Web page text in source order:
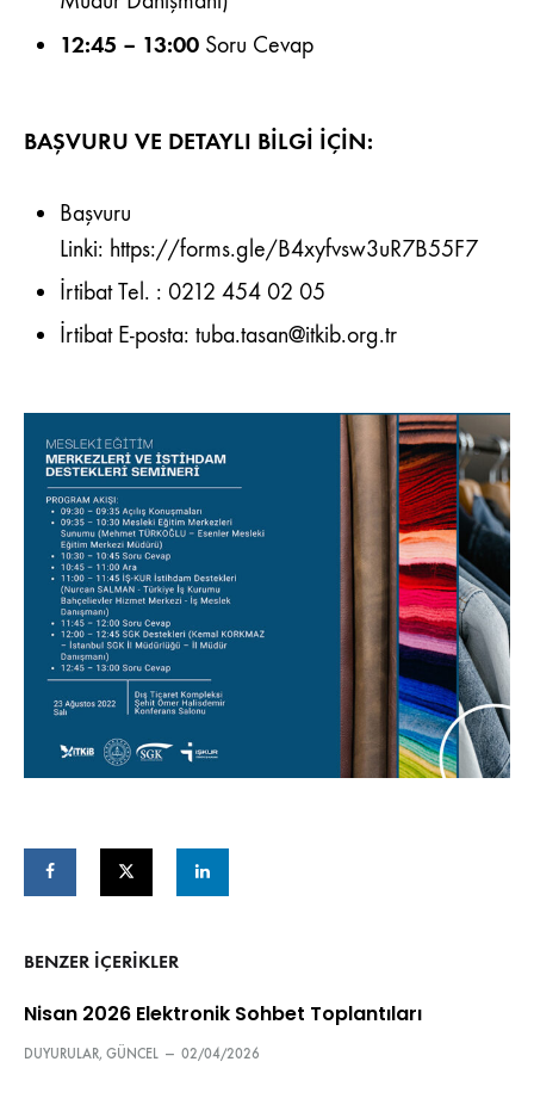
12:45 – 13:00 Soru Cevap
BAŞVURU VE DETAYLI BİLGİ İÇİN:
Başvuru
Linki: https://forms.gle/B4xyfvsw3uR7B55F7
İrtibat Tel. : 0212 454 02 05
İrtibat E-posta: tuba.tasan@itkib.org.tr
BENZER IÇERIKLER
Nisan 2026 Elektronik Sohbet Toplantıları
DUYURULAR, GÜNCEL — 02/04/2026